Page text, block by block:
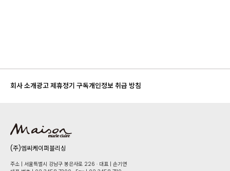
회사 소개광고 제휴정기 구독개인정보 취급 방침
(주)엠씨케이퍼블리싱
주소 | 서울특별시 강남구 봉은사로 226 · 대표 | 손기연